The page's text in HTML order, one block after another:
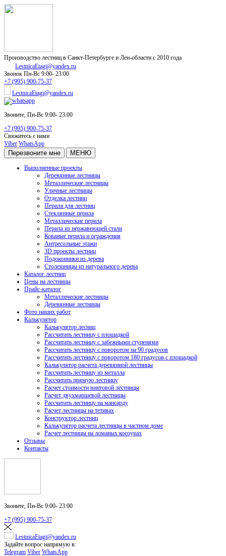
Производство лестниц в Санкт-Петербурге и Лен-области с 2010 года
LestnicaEtagi@yandex.ru
Звонок Пн-Вс 9:00- 23:00
+7 (995) 900-75-37
LestnicaEtagi@yandex.ru
Звоните, Пн-Вс 9:00- 23:00
+7 (995) 900-75-37
Свяжитесь с нами
Viber WhatsApp
Перезвоните мне МЕНЮ
Выполненные проекты
Деревянные лестницы
Металлические лестницы
Уличные лестницы
Отделка лестниц
Перила для лестниц
Стеклянные перила
Металлические перила
Перила из нержавеющей стали
Кованые перила и ограждения
Антресольные этажи
3D проекты лестниц
Подоконники из дерева
Столешницы из натурального дерева
Каталог лестниц
Цены на лестницы
Прайс-каталог
Металлические лестницы
Деревянные лестницы
Фото наших работ
Калькулятор
Калькулятор лесниц
Рассчитать лестницу с площадкой
Рассчитать лестницу с забежными ступенями
Рассчитать лестницу с поворотом на 90 градусов
Рассчитать лестницу с поворотом 180 градусов с площадкой
Калькулятор расчета деревянной лестницы
Рассчитать лестницу из металла
Рассчитать прямую лестницу
Расчет стоимости винтовой лестницы
Расчет двухмаршевой лестницы
Рассчитать лестницу на мансарду
Расчет лестницы на тетивах
Конструктор лестниц
Калькулятор расчета лестницы в частном доме
Расчет лестницы на ломаных косоурах
Отзывы
Контакты
Звоните, Пн-Вс 9:00- 23:00
+7 (995) 900-75-37
LestnicaEtagi@yandex.ru
Задайте вопрос напрямую в:
Telegram Viber WhatsApp